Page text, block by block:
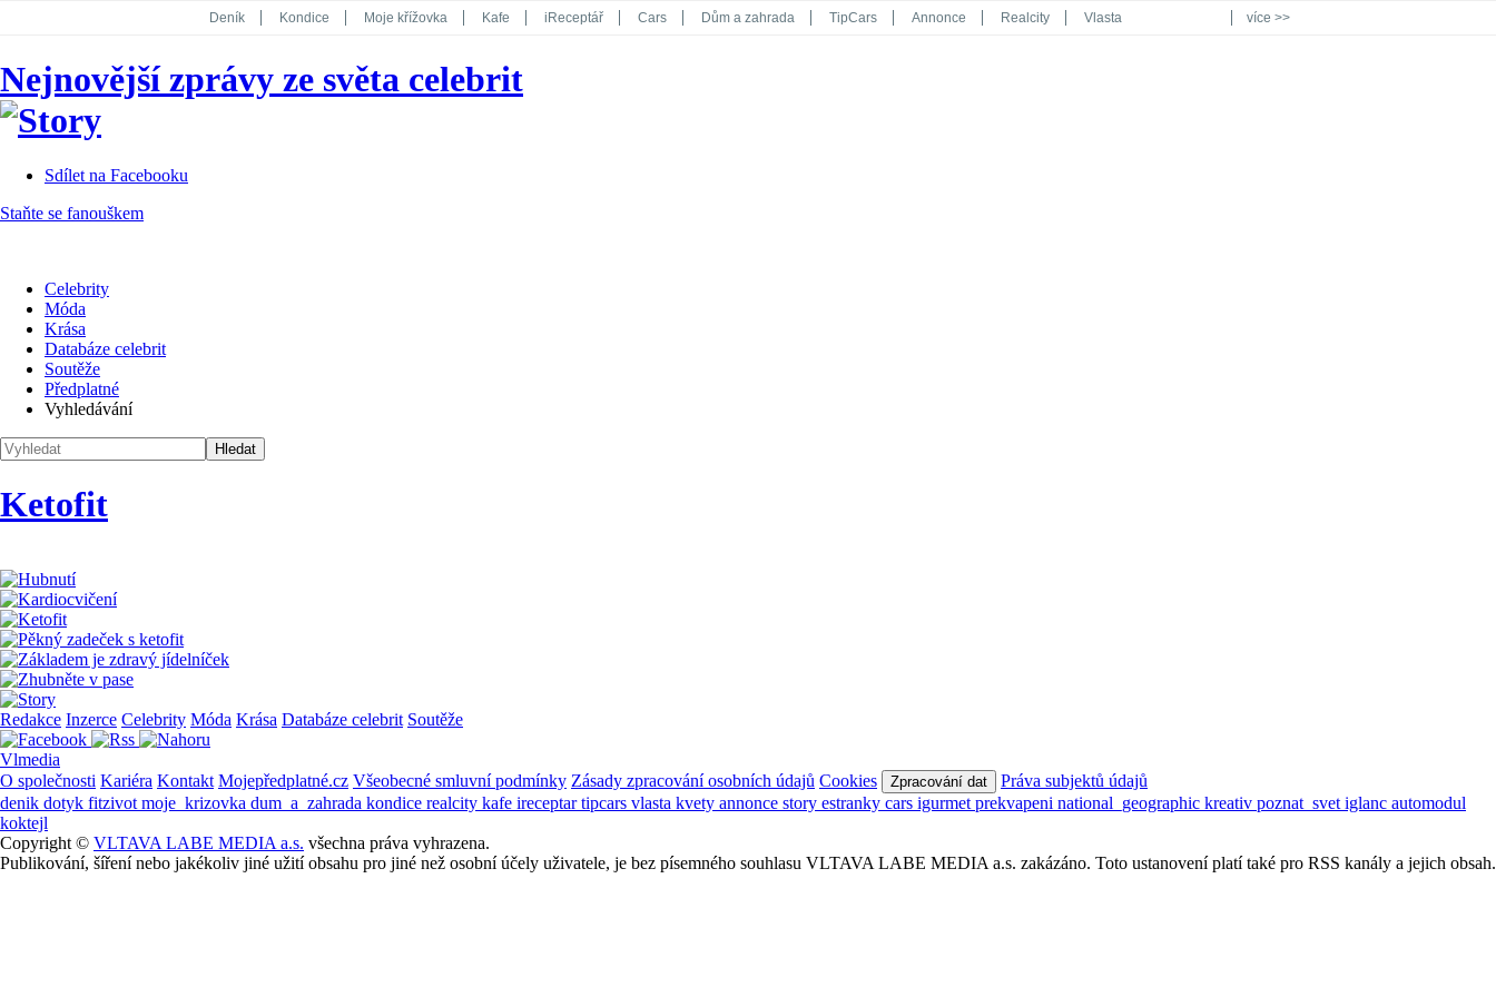
Deník Kondice Moje křížovka Kafe iReceptář Cars Dům a zahrada TipCars Annonce Realcity Vlasta
Koktejl
více >>
Nejnovější zprávy ze světa celebrit
Sdílet na Facebooku
Staňte se fanouškem
Celebrity
Móda
Krása
Databáze celebrit
Soutěže
Předplatné
Vyhledávání
Ketofit
Redakce Inzerce Celebrity Móda Krása Databáze celebrit Soutěže
Vlmedia
O společnosti Kariéra Kontakt Mojepředplatné.cz Všeobecné smluvní podmínky Zásady zpracování osobních údajů Cookies Zpracování dat
Práva subjektů údajů
denik dotyk fitzivot moje_krizovka dum_a_zahrada kondice realcity kafe ireceptartipcars vlasta kvety annonce story estranky cars igurmet prekvapeni national_geographic kreativ poznat_svet iglanc automodul
koktejl
Copyright © VLTAVA LABE MEDIA a.s. všechna práva vyhrazena.
Publikování, šíření nebo jakékoliv jiné užití obsahu pro jiné než osobní účely uživatele, je bez písemného souhlasu VLTAVA LABE MEDIA a.s. zakázáno. Toto ustanovení platí také pro RSS kanály a jejich obsah.